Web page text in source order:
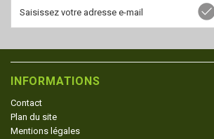
INFORMATIONS
Contact
Plan du site
Mentions légales